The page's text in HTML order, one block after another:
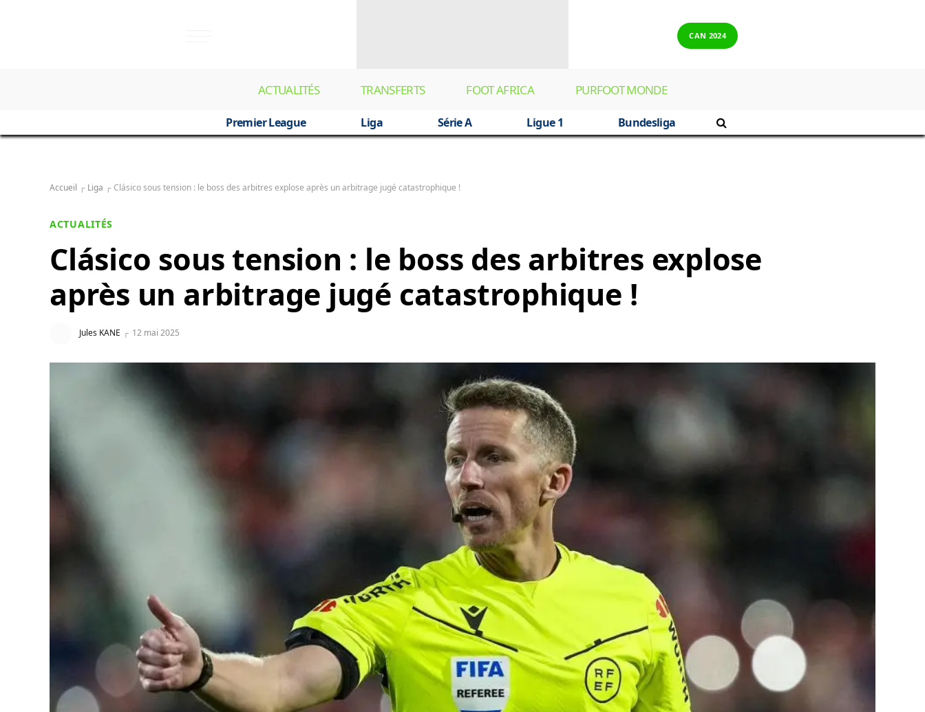
CAN 2024
ACTUALITÉS TRANSFERTS FOOT AFRICA PURFOOT MONDE
Premier League Liga Série A Ligue 1 Bundesliga
Accueil ┌ Liga ┌Clásico sous tension : le boss des arbitres explose après un arbitrage jugé catastrophique !
ACTUALITÉS
Clásico sous tension : le boss des arbitres explose
après un arbitrage jugé catastrophique !
Jules KANE 12 mai 2025